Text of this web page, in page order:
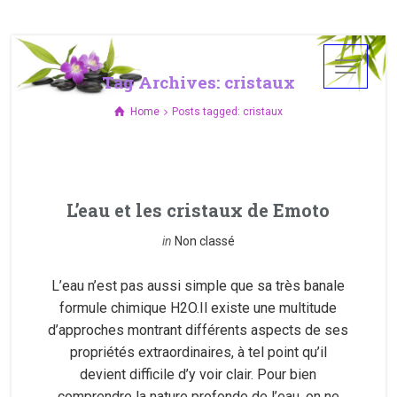
Tag Archives: cristaux
Home Posts tagged: cristaux
L’eau et les cristaux de Emoto
in Non classé
L’eau n’est pas aussi simple que sa très banale
formule chimique H2O.Il existe une multitude
d’approches montrant différents aspects de ses
propriétés extraordinaires, à tel point qu’il
devient difficile d’y voir clair. Pour bien